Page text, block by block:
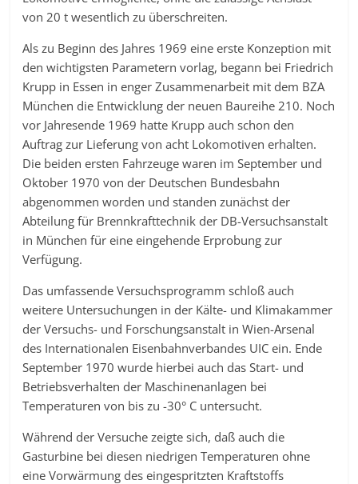
von 20 t wesentlich zu überschreiten.
Als zu Beginn des Jahres 1969 eine erste Konzeption mit
den wichtigsten Parametern vorlag, begann bei Friedrich
Krupp in Essen in enger Zusammenarbeit mit dem BZA
München die Entwicklung der neuen Baureihe 210. Noch
vor Jahresende 1969 hatte Krupp auch schon den
Auftrag zur Lieferung von acht Lokomotiven erhalten.
Die beiden ersten Fahrzeuge waren im September und
Oktober 1970 von der Deutschen Bundesbahn
abgenommen worden und standen zunächst der
Abteilung für Brennkrafttechnik der DB-Versuchsanstalt
in München für eine eingehende Erprobung zur
Verfügung.
Das umfassende Versuchsprogramm schloß auch
weitere Untersuchungen in der Kälte- und Klimakammer
der Versuchs- und Forschungsanstalt in Wien-Arsenal
des Internationalen Eisenbahnverbandes UIC ein. Ende
September 1970 wurde hierbei auch das Start- und
Betriebsverhalten der Maschinenanlagen bei
Temperaturen von bis zu -30° C untersucht.
Während der Versuche zeigte sich, daß auch die
Gasturbine bei diesen niedrigen Temperaturen ohne
eine Vorwärmung des eingespritzten Kraftstoffs